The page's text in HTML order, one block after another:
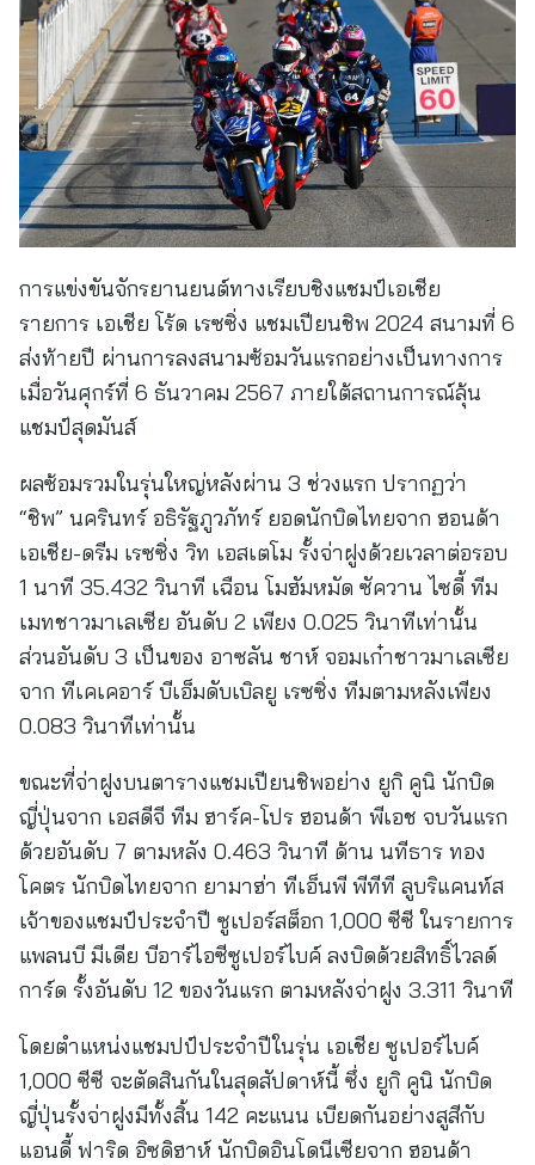
การแข่งขันจักรยานยนต์ทางเรียบชิงแชมป์เอเชีย
รายการ เอเชีย โร้ด เรซซิ่ง แชมเปียนชิพ 2024 สนามที่ 6
ส่งท้ายปี ผ่านการลงสนามซ้อมวันแรกอย่างเป็นทางการ
เมื่อวันศุกร์ที่ 6 ธันวาคม 2567 ภายใต้สถานการณ์ลุ้น
แชมป์สุดมันส์
ผลซ้อมรวมในรุ่นใหญ่หลังผ่าน 3 ช่วงแรก ปรากฏว่า
“ชิพ” นครินทร์ อธิรัฐภูวภัทร์ ยอดนักบิดไทยจาก ฮอนด้า
เอเชีย-ดรีม เรซซิ่ง วิท เอสเตโม รั้งจ่าฝูงด้วยเวลาต่อรอบ
1 นาที 35.432 วินาที เฉือน โมฮัมหมัด ซัควาน ไซดี้ ทีม
เมทชาวมาเลเซีย อันดับ 2 เพียง 0.025 วินาทีเท่านั้น
ส่วนอันดับ 3 เป็นของ อาซลัน ชาห์ จอมเก๋าชาวมาเลเซีย
จาก ทีเคเคอาร์ บีเอ็มดับเบิลยู เรซซิ่ง ทีมตามหลังเพียง
0.083 วินาทีเท่านั้น
ขณะที่จ่าฝูงบนตารางแชมเปียนชิพอย่าง ยูกิ คูนิ นักบิด
ญี่ปุ่นจาก เอสดีจี ทีม ฮาร์ค-โปร ฮอนด้า พีเอช จบวันแรก
ด้วยอันดับ 7 ตามหลัง 0.463 วินาที ด้าน นทีธาร ทอง
โคตร นักบิดไทยจาก ยามาฮ่า ทีเอ็นพี พีทีที ลูบริแคนท์ส
เจ้าของแชมป์ประจำปี ซูเปอร์สต็อก 1,000 ซีซี ในรายการ
แพลนบี มีเดีย บีอาร์ไอซีซูเปอร์ไบค์ ลงบิดด้วยสิทธิ์ไวลด์
การ์ด รั้งอันดับ 12 ของวันแรก ตามหลังจ่าฝูง 3.311 วินาที
โดยตำแหน่งแชมปป์ประจำปีในรุ่น เอเชีย ซูเปอร์ไบค์
1,000 ซีซี จะตัดสินกันในสุดสัปดาห์นี้ ซึ่ง ยูกิ คูนิ นักบิด
ญี่ปุ่นรั้งจ่าฝูงมีทั้งสิ้น 142 คะแนน เบียดกันอย่างสูสีกับ
แอนดี้ ฟาริด อิซดิฮาห์ นักบิดอินโดนีเซียจาก ฮอนด้า